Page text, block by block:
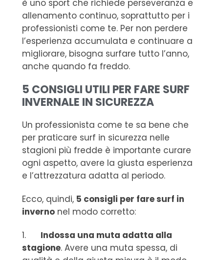
è uno sport che richiede perseveranza e
allenamento continuo, soprattutto per i
professionisti come te. Per non perdere
l’esperienza accumulata e continuare a
migliorare, bisogna surfare tutto l’anno,
anche quando fa freddo.
5 CONSIGLI UTILI PER FARE SURF
INVERNALE IN SICUREZZA
Un professionista come te sa bene che
per praticare surf in sicurezza nelle
stagioni più fredde è importante curare
ogni aspetto, avere la giusta esperienza
e l’attrezzatura adatta al periodo.
Ecco, quindi, 5 consigli per fare surf in
invernonel modo corretto:
1. Indossa una muta adatta alla
stagione. Avere una muta spessa, di